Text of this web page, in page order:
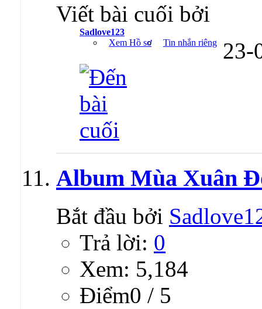
Viết bài cuối bởi
Sadlove123
Xem Hồ sơ
Tin nhắn riêng 23-
Album Mùa Xuân
Bắt đầu bởi
Trả lời: 0
Xem: 5,184
Ðiểm0 / 5